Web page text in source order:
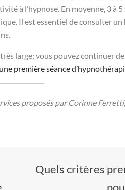
à l’hypnose. En moyenne, 3 à
Il est essentiel de consulter
large; vous pouvez continuer
première séance
proposés par Corinne
Quels critères